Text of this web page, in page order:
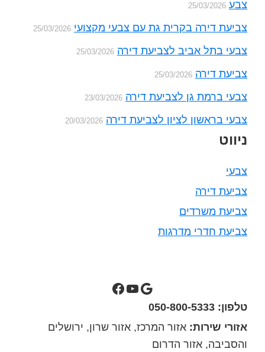
צבע 25/03/2026
צביעת דירה בקרית גת עם צבעי מקצועי 25/03/2026
צבעי בתל אביב לצביעת דירה 25/03/2026
צביעת דירה 25/03/2026
צבעי ברמת גן לצביעת דירה 23/03/2026
צבעי בראשון לציון לצביעת דירה 20/03/2026
ניווט
צבעי
צביעת דירה
צביעת משרדים
צביעת חדרי מדרגות
סילבס צבעים בגוגל מפות
ערוץ יוטיוב של סילבס צבעיםסילבס צבעים בפייסבוק
טלפון: 050-800-5333
אזורי שירות: אזור המרכז, אזור שרון, ירושלים
והסביבה, אזור הדרום